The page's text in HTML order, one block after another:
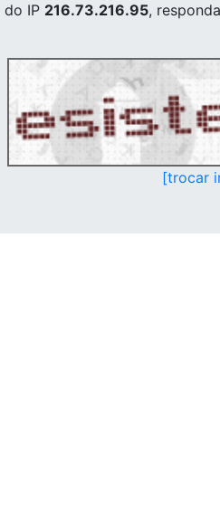
do IP 216.73.216.95,
[trocar